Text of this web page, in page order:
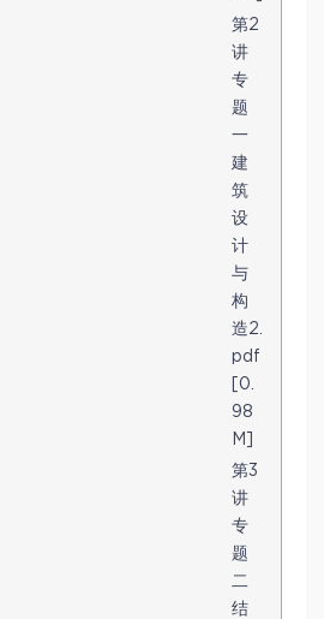
第2
讲
专
题
一
建
筑
设
计
与
构
造2.
pdf
[0.
98
M]
第3
讲
专
题
二
结